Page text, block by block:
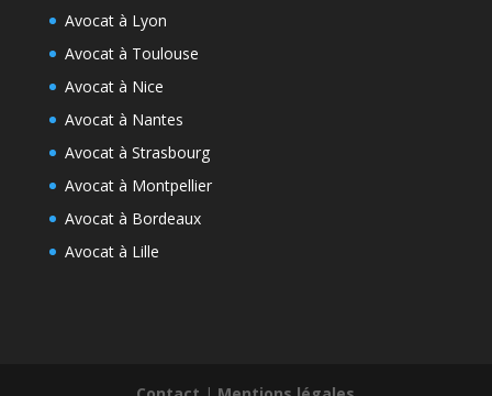
Avocat à Lyon
Avocat à Toulouse
Avocat à Nice
Avocat à Nantes
Avocat à Strasbourg
Avocat à Montpellier
Avocat à Bordeaux
Avocat à Lille